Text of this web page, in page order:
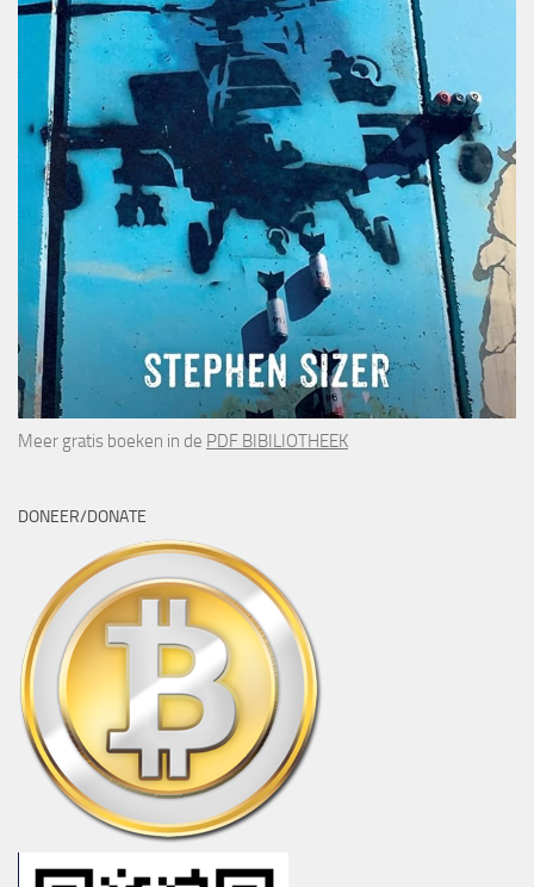
Meer gratis boeken in de PDF BIBILIOTHEEK
DONEER/DONATE